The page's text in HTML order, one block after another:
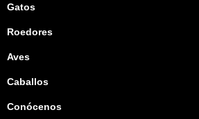
Gatos
Roedores
Aves
Caballos
Conócenos